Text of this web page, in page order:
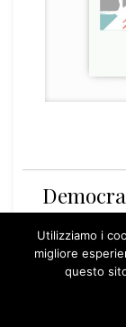
INFO
Utilizziamo i
migliore
questo